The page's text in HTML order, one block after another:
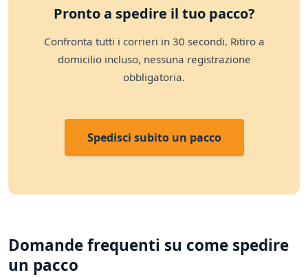
Pronto a spedire il tuo pacco?
Confronta tutti i corrieri in 30 secondi. Ritiro a
domicilio incluso, nessuna registrazione
obbligatoria.
Spedisci subito un pacco
Domande frequenti su come spedire
un pacco